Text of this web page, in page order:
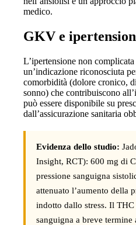
medico.
GKV e
L’ipertensione non
un’indicazione riconosciuta
comorbidità (dolore cronico,
sonno) che contribuiscono
può essere disponibile su
dall’assicurazione sanitaria
Evidenza dello studio:
Insight, RCT): 600 mg di
pressione sanguigna
attenuato l’aumento della
indotto dallo stress. Il THC
sanguigna a breve termine